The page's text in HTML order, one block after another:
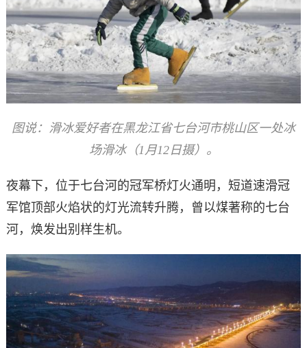
图说：滑冰爱好者在黑龙江省七台河市桃山区一处冰
场滑冰（1月12日摄）。
夜幕下，位于七台河的冠军桥灯火通明，短道速滑冠
军馆顶部火焰状的灯光流转升腾，曾以煤著称的七台
河，焕发出别样生机。